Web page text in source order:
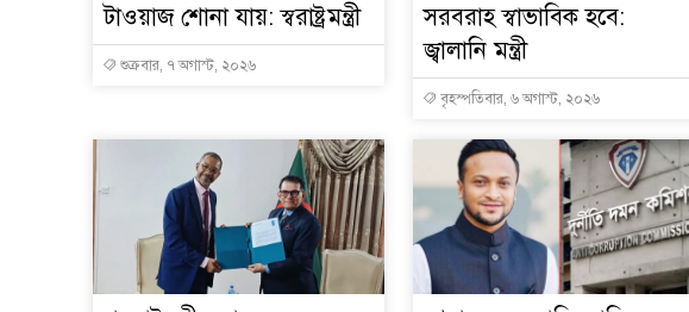
টাওয়াজ শোনা যায়: স্বরাষ্ট্রমন্ত্রী
শুক্রবার, ৭ অগাস্ট, ২০২৬
সরবরাহ স্বাভাবিক হবে:
জ্বালানি মন্ত্রী
বৃহস্পতিবার, ৬ অগাস্ট, ২০২৬